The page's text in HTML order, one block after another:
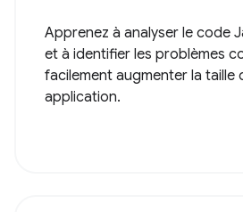
Apprenez à analyser le code
et à identifier les problèmes
facilement augmenter la taille
application.